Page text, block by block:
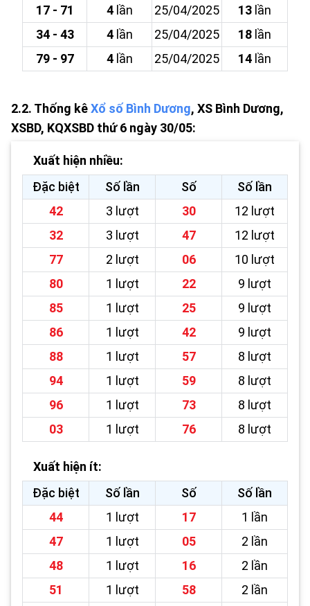
17 - 71
4lần 25/04/2025 13 lần
34 - 43
4lần 25/04/2025 18 lần
79 - 97
4lần 25/04/2025 14 lần
2.2. Thống kêXổ số Bình Dương, XS Bình Dương,
XSBD, KQXSBD thứ 6 ngày 30/05:
Xuất hiện nhiều:
Đặc biệt
Số lần Số
Số lần
42
3 lượt 30
12 lượt
32
3 lượt 47
12 lượt
77
2 lượt 06
10 lượt
80
1 lượt 22
9 lượt
85
1 lượt 25
9 lượt
86
1 lượt 42
9 lượt
88
1 lượt 57
8 lượt
94
1 lượt 59
8 lượt
96
1 lượt 73
8 lượt
03
1 lượt 76 8 lượt
Xuất hiện ít:
Đặc biệt
Số lần Số
Số lần
44
1 lượt 17
1 lần
47
1 lượt 05
2 lần
48
1 lượt 16
2 lần
51
1 lượt 58
2 lần